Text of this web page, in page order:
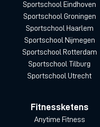
Sportschool Eindhoven
Sportschool Groningen
Sportschool Haarlem
Sportschool Nijmegen
Sportschool Rotterdam
Sportschool Tilburg
Sportschool Utrecht
Fitnessketens
Anytime Fitness